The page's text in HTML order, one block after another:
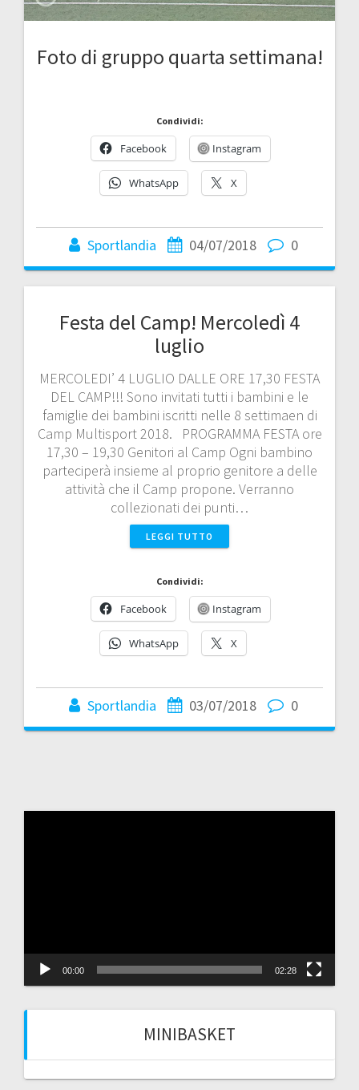
Foto di gruppo quarta settimana!
Condividi:
Facebook Instagram
WhatsApp X
Sportlandia 04/07/2018 0
Festa del Camp! Mercoledì 4
luglio
MERCOLEDI’ 4 LUGLIO DALLE ORE 17,30 FESTA
DEL CAMP!!! Sono invitati tutti i bambini e le
famiglie dei bambini iscritti nelle 8 settimaen di
Camp Multisport 2018. PROGRAMMA FESTA ore
17,30 – 19,30 Genitori al Camp Ogni bambino
parteciperà insieme al proprio genitore a delle
attività che il Camp propone. Verranno
collezionati dei punti…
LEGGI TUTTO
Condividi:
Facebook Instagram
WhatsApp X
Sportlandia 03/07/2018 0
00:00 02:28
MINIBASKET